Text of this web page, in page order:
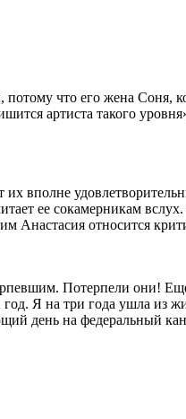
что его жена
артиста такого
их вполне
ее сокамерникам
Анастасия относится
Потерпели они!
Я на три года ушла
день на федеральный